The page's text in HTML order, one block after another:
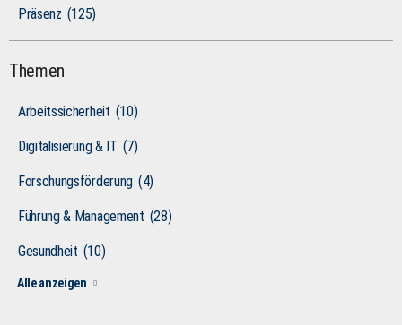
Präsenz (125)
Themen
Arbeitssicherheit (10)
Digitalisierung & IT (7)
Forschungsförderung (4)
Führung & Management (28)
Gesundheit (10)
Alle anzeigen